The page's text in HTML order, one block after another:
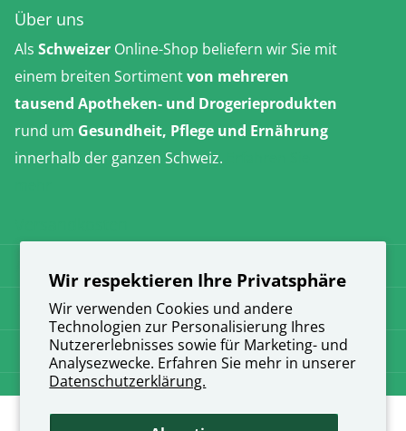
Wir respektieren Ihre Privatsphäre
Wir verwenden Cookies und andere
Technologien zur Personalisierung Ihres
Nutzererlebnisses sowie für Marketing- und
Analysezwecke. Erfahren Sie mehr in unserer
Datenschutzerklärung.
Über uns
Als Schweizer Online-Shop beliefern wir Sie mit
einem breiten Sortimentvon mehreren
tausend Apotheken- und Drogerieprodukten
rund um Gesundheit, Pflege und Ernährung
innerhalb der ganzen Schweiz.
Datenschutz
Impressum